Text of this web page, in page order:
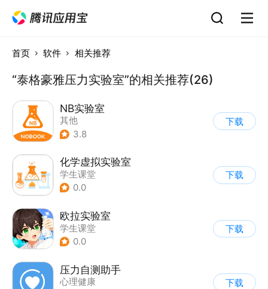
首页 软件 相关推荐
“泰格豪雅压力实验室”的相关推荐(26)
NB实验室
其他
3.8
下载
化学虚拟实验室
学生课堂
0.0
下载
欧拉实验室
学生课堂
0.0
下载
压力自测助手
心理健康
下载